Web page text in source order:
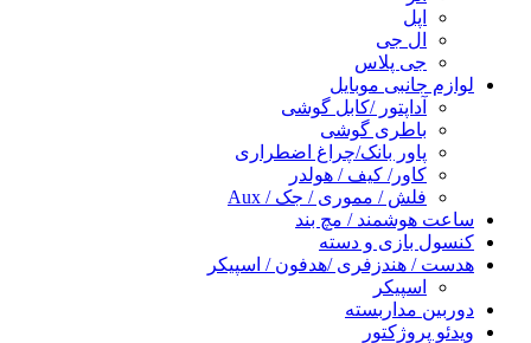
اپل
ال جی
جی پلاس
لوازم جانبی موبایل
آداپتور /کابل گوشی
باطری گوشی
پاور بانک/چراغ اضطراری
کاور/ کیف / هولدر
فلش / مموری / جک / Aux
ساعت هوشمند / مچ بند
کنسول بازی و دسته
هدست / هندزفری /هدفون / اسپیکر
اسپیکر
دوربین مداربسته
ویدئو پروژکتور